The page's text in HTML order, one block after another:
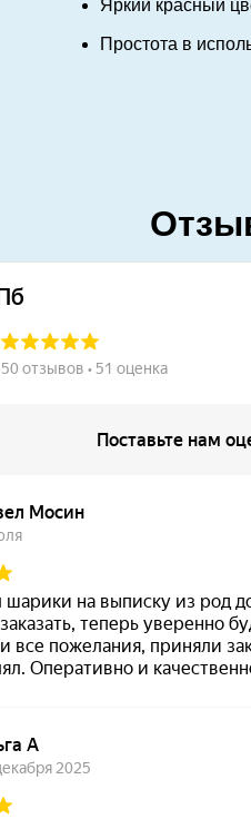
Яркий красный
Простота в